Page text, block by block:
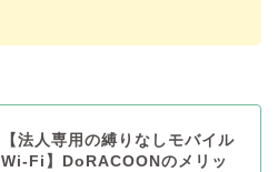
【法人専用の縛りなしモバイル
Wi-Fi】DoRACOONのメリッ